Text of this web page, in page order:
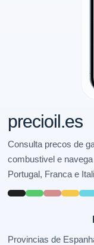
precioil.es
Consulta precos de
combustivel e
Portugal, Franca e
Provincias de